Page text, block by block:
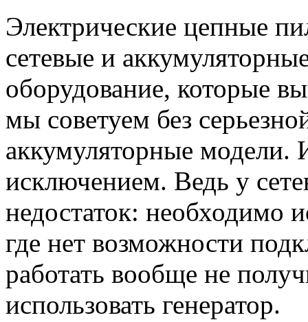
Электрические цепные
сетевые и
оборудование, которые
мы советуем без
аккумуляторные модели.
исключением. Ведь у
недостаток: необходимо
где нет возможности
работать вообще не
использовать генератор.